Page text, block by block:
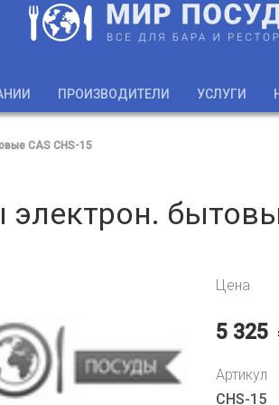
ПРОИЗВОДИТЕЛИ УСЛУГИ
CAS CHS-15
электрон.
Цена
5 325
Артикул
CHS-15